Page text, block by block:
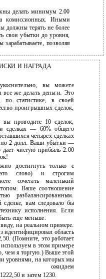
делать минимум 2.00
комиссионных. Иными
должны терять не более
свои убытки до уровня,
позволяя
И НАГРАДА
вы можете
все же делать деньги. Это
по статистике, в своей
проигрышных сделок,
проводите 10 сделок,
сделках — 60% общего
четырех сделках
по 2 долл. Ваши убытки —
чистую прибыль 2.00
достигнуть только с
слово) и строгим
сочетать маленький
Ваше соотношение
разбалансированным.
вам следовало бы
исполнения. Если
еще меньше.
на реальном примере.
идентифицировал область
(Помните, это работает
в этом примере
чем я торгую.) Выше этой
уровнями, на которых мы
ожидаем
и затем 1230.